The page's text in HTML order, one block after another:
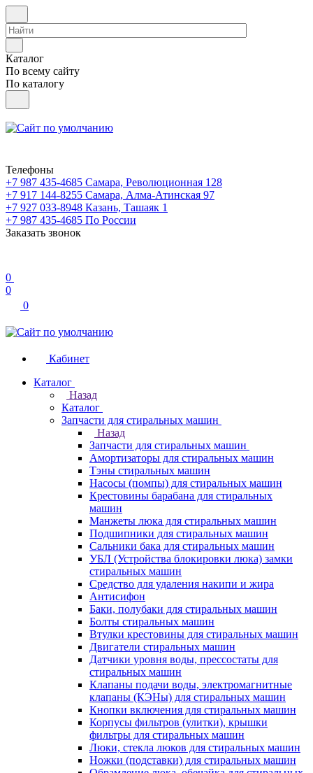
Каталог
По всему сайту
По каталогу
Телефоны
+7 987 435-4685 Самара, Революционная 128
+7 917 144-8255 Самара, Алма-Атинская 97
+7 927 033-8948 Казань, Ташаяк 1
+7 987 435-4685 По России
Заказать звонок
0
0
0
Кабинет
Каталог
Назад
Каталог
Запчасти для стиральных машин
Назад
Запчасти для стиральных машин
Амортизаторы для стиральных машин
Тэны стиральных машин
Насосы (помпы) для стиральных машин
Крестовины барабана для стиральных
машин
Манжеты люка для стиральных машин
Подшипники для стиральных машин
Сальники бака для стиральных машин
УБЛ (Устройства блокировки люка) замки
стиральных машин
Средство для удаления накипи и жира
Антисифон
Баки, полубаки для стиральных машин
Болты стиральных машин
Втулки крестовины для стиральных машин
Двигатели стиральных машин
Датчики уровня воды, прессостаты для
стиральных машин
Клапаны подачи воды, электромагнитные
клапаны (КЭНы) для стиральных машин
Кнопки включения для стиральных машин
Корпусы фильтров (улитки), крышки
фильтры для стиральных машин
Люки, стекла люков для стиральных машин
Ножки (подставки) для стиральных машин